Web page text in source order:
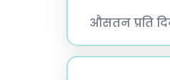
औसतन प्रति